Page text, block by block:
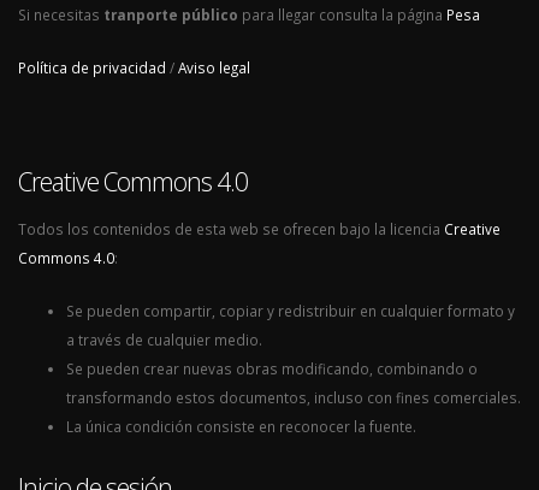
Si necesitas tranporte público para llegar consulta la página Pesa
Política de privacidad /Aviso legal
Creative Commons 4.0
Todos los contenidos de esta web se ofrecen bajo la licencia Creative
Commons 4.0:
Se pueden compartir, copiar y redistribuir en cualquier formato y
a través de cualquier medio.
Se pueden crear nuevas obras modificando, combinando o
transformando estos documentos, incluso con fines comerciales.
La única condición consiste en reconocer la fuente.